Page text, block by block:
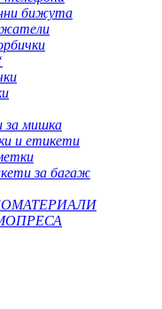
бижута
за мишка
и етикети
за багаж